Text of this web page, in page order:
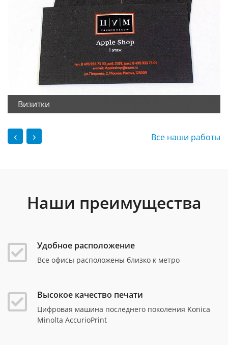
Визитки
‹ › Все наши работы
Наши преимущества
Удобное расположение
Все офисы расположены близко к метро
Высокое качество печати
Цифровая машина последнего поколения Konica
Minolta AccurioPrint